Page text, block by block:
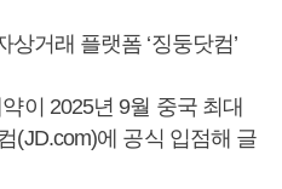
거래 플랫폼 ‘징둥닷컴’
이 2025년 9월 중국 최대
(JD.com)에 공식 입점해 글